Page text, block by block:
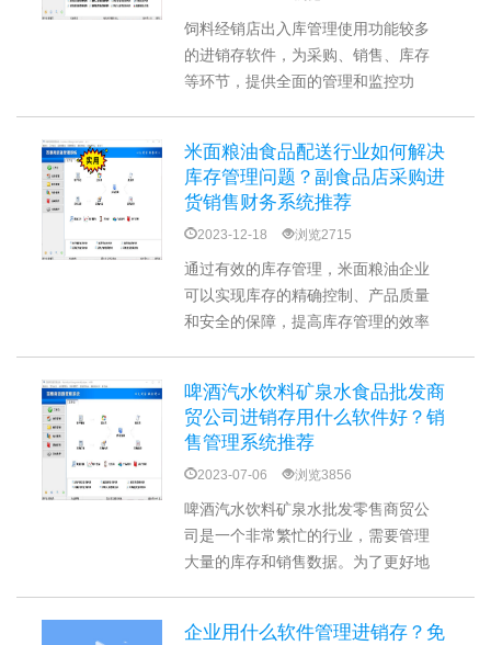
饲料经销店出入库管理使用功能较多
的进销存软件，为采购、销售、库存
等环节，提供全面的管理和监控功
和出库单据，实时更新库存信息，以
及监控和控制货物的流动。如果需要
更简单的功能，送货单管理系统则是
实现快速准确销售管理的选项。
米面粮油食品配送行业如何解决
库存管理问题？副食品店采购进
货销售财务系统推荐
2023-12-18 浏览2715
通过有效的库存管理，米面粮油企业
可以实现库存的精确控制、产品质量
和安全的保障，提高库存管理的效率
管理系统、送货单管理系统等来实现
数字化处理，达到优化采购和销售流
程的目的。
啤酒汽水饮料矿泉水食品批发商
贸公司进销存用什么软件好？销
售管理系统推荐
2023-07-06 浏览3856
啤酒汽水饮料矿泉水批发零售商贸公
司是一个非常繁忙的行业，需要管理
大量的库存和销售数据。为了更好地
件，其中包括仓库出入库管理、销售
企业用什么软件管理进销存？免